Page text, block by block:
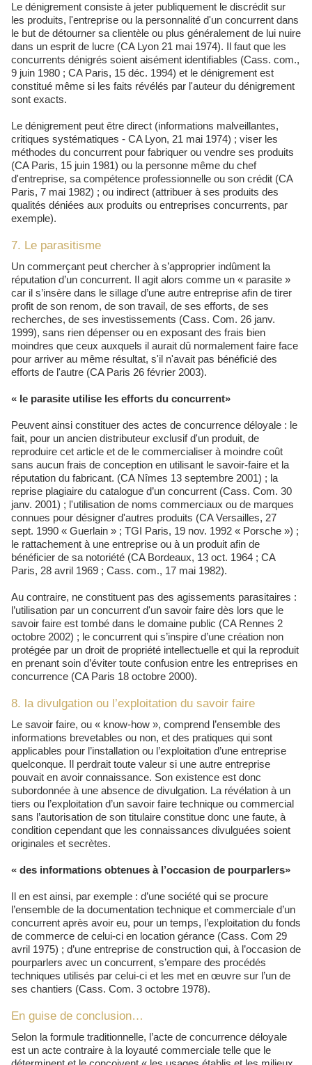
Le dénigrement consiste à jeter publiquement le discrédit sur
les produits, l'entreprise ou la personnalité d'un concurrent dans
le but de détourner sa clientèle ou plus généralement de lui nuire
dans un esprit de lucre (CA Lyon 21 mai 1974). Il faut que les
concurrents dénigrés soient aisément identifiables (Cass. com.,
9 juin 1980 ; CA Paris, 15 déc. 1994) et le dénigrement est
constitué même si les faits révélés par l'auteur du dénigrement
sont exacts.
Le dénigrement peut être direct (informations malveillantes,
critiques systématiques - CA Lyon, 21 mai 1974) ; viser les
méthodes du concurrent pour fabriquer ou vendre ses produits
(CA Paris, 15 juin 1981) ou la personne même du chef
d'entreprise, sa compétence professionnelle ou son crédit (CA
Paris, 7 mai 1982) ; ou indirect (attribuer à ses produits des
qualités déniées aux produits ou entreprises concurrents, par
exemple).
7. Le parasitisme
Un commerçant peut chercher à s’approprier indûment la
réputation d’un concurrent. Il agit alors comme un « parasite »
car il s’insère dans le sillage d’une autre entreprise afin de tirer
profit de son renom, de son travail, de ses efforts, de ses
recherches, de ses investissements (Cass. Com. 26 janv.
1999), sans rien dépenser ou en exposant des frais bien
moindres que ceux auxquels il aurait dû normalement faire face
pour arriver au même résultat, s'il n'avait pas bénéficié des
efforts de l'autre (CA Paris 26 février 2003).
« le parasite utilise les efforts du concurrent»
Peuvent ainsi constituer des actes de concurrence déloyale : le
fait, pour un ancien distributeur exclusif d'un produit, de
reproduire cet article et de le commercialiser à moindre coût
sans aucun frais de conception en utilisant le savoir-faire et la
réputation du fabricant. (CA Nîmes 13 septembre 2001) ; la
reprise plagiaire du catalogue d’un concurrent (Cass. Com. 30
janv. 2001) ; l'utilisation de noms commerciaux ou de marques
connues pour désigner d'autres produits (CA Versailles, 27
sept. 1990 « Guerlain » ; TGI Paris, 19 nov. 1992 « Porsche ») ;
le rattachement à une entreprise ou à un produit afin de
bénéficier de sa notoriété (CA Bordeaux, 13 oct. 1964 ; CA
Paris, 28 avril 1969 ; Cass. com., 17 mai 1982).
Au contraire, ne constituent pas des agissements parasitaires :
l’utilisation par un concurrent d'un savoir faire dès lors que le
savoir faire est tombé dans le domaine public (CA Rennes 2
octobre 2002) ; le concurrent qui s’inspire d’une création non
protégée par un droit de propriété intellectuelle et qui la reproduit
en prenant soin d’éviter toute confusion entre les entreprises en
concurrence (CA Paris 18 octobre 2000).
8. la divulgation ou l’exploitation du savoir faire
Le savoir faire, ou « know-how », comprend l’ensemble des
informations brevetables ou non, et des pratiques qui sont
applicables pour l’installation ou l’exploitation d’une entreprise
quelconque. Il perdrait toute valeur si une autre entreprise
pouvait en avoir connaissance. Son existence est donc
subordonnée à une absence de divulgation. La révélation à un
tiers ou l’exploitation d’un savoir faire technique ou commercial
sans l’autorisation de son titulaire constitue donc une faute, à
condition cependant que les connaissances divulguées soient
originales et secrètes.
« des informations obtenues à l’occasion de pourparlers»
Il en est ainsi, par exemple : d’une société qui se procure
l’ensemble de la documentation technique et commerciale d’un
concurrent après avoir eu, pour un temps, l’exploitation du fonds
de commerce de celui-ci en location gérance (Cass. Com 29
avril 1975) ; d’une entreprise de construction qui, à l’occasion de
pourparlers avec un concurrent, s’empare des procédés
techniques utilisés par celui-ci et les met en œuvre sur l’un de
ses chantiers (Cass. Com. 3 octobre 1978).
En guise de conclusion…
Selon la formule traditionnelle, l’acte de concurrence déloyale
est un acte contraire à la loyauté commerciale telle que le